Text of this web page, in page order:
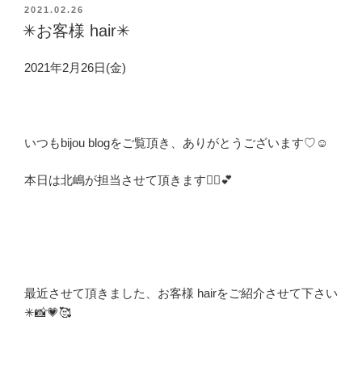
投
稿
日:
2021.02.26
✳︎お客様 hair✳︎
2021年2月26日(金)
いつもbijou blogをご覧頂き、ありがとうございます♡☺️
本日は北嶋が担当させて頂きます💁‍♀️💕
最近させて頂きました、お客様 hairをご紹介させて下さい
✳︎📸💗🥰